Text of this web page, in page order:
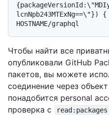
Чтобы найти все
опубликовали GitHub
пакетов, вы можете
соединение через объект
понадобится personal
проверка с
read:packages